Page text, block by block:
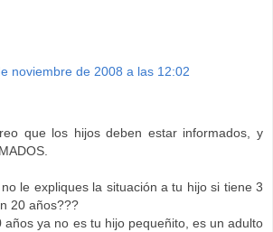
noviembre de 2008 a las 12:02
que los hijos deben estar informados, y
le expliques la situación a tu hijo si tiene 3
20 años???
años ya no es tu hijo pequeñito, es un adulto